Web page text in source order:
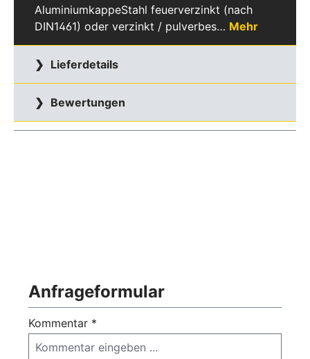
AluminiumkappeStahl feuerverzinkt (nach
DIN1461) oder verzinkt / pulverbes… Mehr
Lieferdetails
Bewertungen
Anfrageformular
Kommentar *